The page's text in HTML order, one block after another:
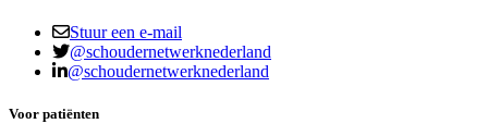
Stuur een e-mail
@schoudernetwerknederland
@schoudernetwerknederland
Voor patiënten